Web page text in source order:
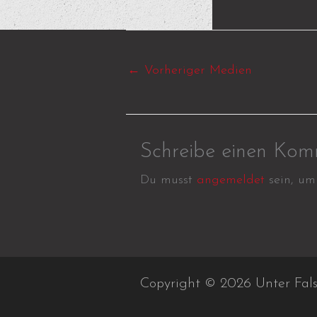
← Vorheriger Medien
Schreibe einen
Du musst angemeldet sein,
Copyright © 2026 Unter